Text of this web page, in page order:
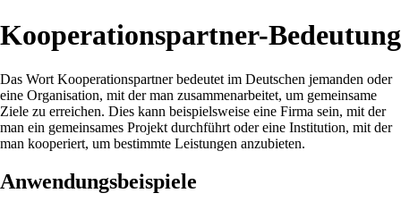
Kooperationspartner-Bedeutung
Das Wort Kooperationspartner bedeutet im Deutschen jemanden oder
eine Organisation, mit der man zusammenarbeitet, um gemeinsame
Ziele zu erreichen. Dies kann beispielsweise eine Firma sein, mit der
man ein gemeinsames Projekt durchführt oder eine Institution, mit der
man kooperiert, um bestimmte Leistungen anzubieten.
Anwendungsbeispiele